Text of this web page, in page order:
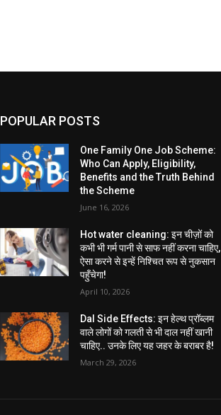
POPULAR POSTS
One Family One Job Scheme:
Who Can Apply, Eligibility,
Benefits and the Truth Behind
the Scheme
June 16, 2026
Hot water cleaning: इन चीज़ों को
कभी भी गर्म पानी से साफ नहीं करना चाहिए,
ऐसा करने से इन्हें निश्चित रूप से नुकसान
पहुँचेगा!
April 10, 2026
Dal Side Effects: इन हेल्थ प्रॉब्लम
वाले लोगों को गलती से भी दाल नहीं खानी
चाहिए.. उनके लिए यह जहर के बराबर है!
March 29, 2026